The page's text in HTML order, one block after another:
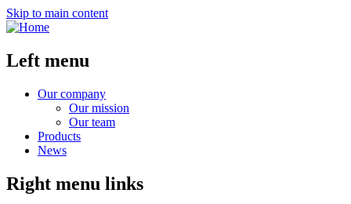
Skip to main content
Left menu
Our company
Our mission
Our team
Products
News
Right menu links